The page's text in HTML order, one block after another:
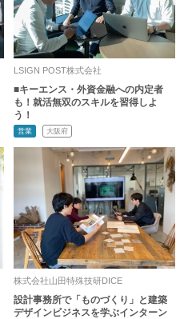
LSIGN POST株式会社
■キーエンス・外資金融への内定者
も！就活無双のスキルを習得しよ
う！
営業 大阪府
株式会社山田特殊技研DICE
設計事務所で「ものづくり」と建築
デザインビジネスを学ぶインターン